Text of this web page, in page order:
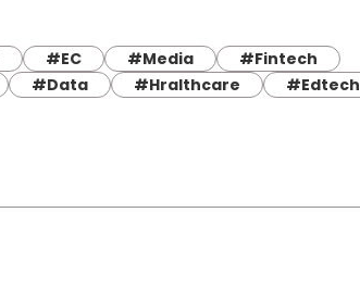
#EC #Media
#Fintech
#Data #Hralthcare #Edtech